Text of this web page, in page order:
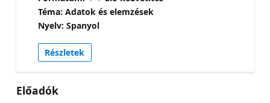
desde Build 2026) es la capa de contexto
compartido que unifica Data Agents, modelos
semánticos y Ontologías sobre OneLake.
Aprenderás qué es una Ontología en Fabric,
cómo define entidades, relaciones, propiedades y
reglas de negocio vinculadas a datos en vivo, y
cualquier agente externo — Claude, Copilot,
Téma: Adatok és elemzések
Nyelv: Spanyol
Részletek
Előadók